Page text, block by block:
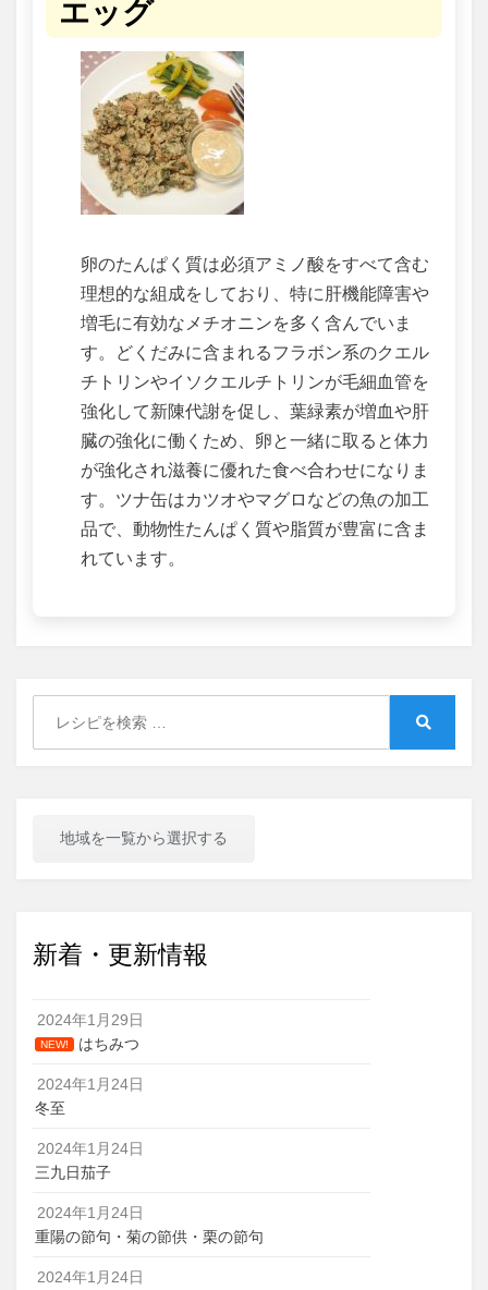
エッグ
卵のたんぱく質は必須アミノ酸をすべて含む
理想的な組成をしており、特に肝機能障害や
増毛に有効なメチオニンを多く含んでいま
す。どくだみに含まれるフラボン系のクエル
チトリンやイソクエルチトリンが毛細血管を
強化して新陳代謝を促し、葉緑素が増血や肝
臓の強化に働くため、卵と一緒に取ると体力
が強化され滋養に優れた食べ合わせになりま
す。ツナ缶はカツオやマグロなどの魚の加工
品で、動物性たんぱく質や脂質が豊富に含ま
れています。
地域を一覧から選択する
新着・更新情報
2024年1月29日
NEW! はちみつ
2024年1月24日
冬至
2024年1月24日
三九日茄子
2024年1月24日
重陽の節句・菊の節供・栗の節句
2024年1月24日